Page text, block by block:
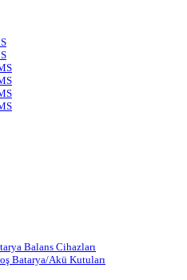
Balans Cihazları
Batarya/Akü Kutuları